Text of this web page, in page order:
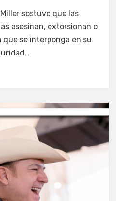
Miller sostuvo que las
asesinan, extorsionan o
se interponga en su